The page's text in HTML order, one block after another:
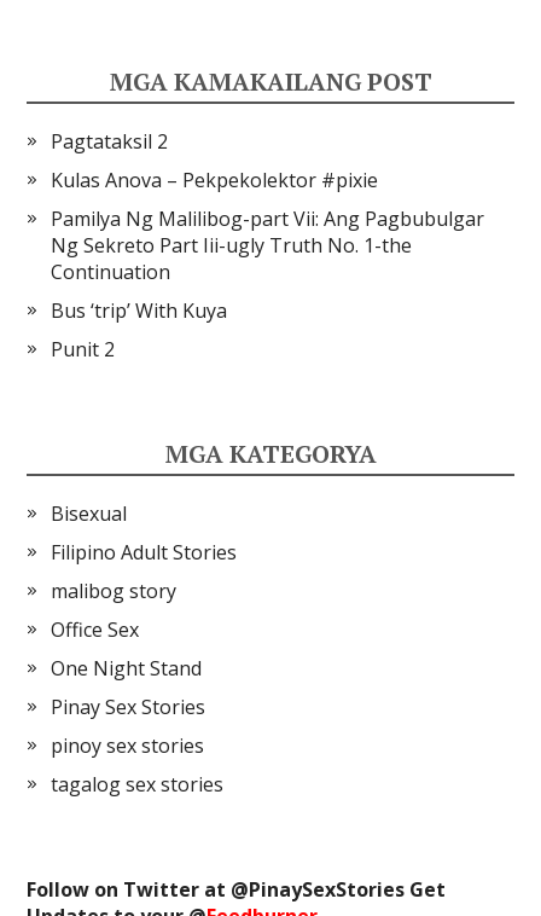
MGA KAMAKAILANG POST
Pagtataksil 2
Kulas Anova – Pekpekolektor #pixie
Pamilya Ng Malilibog-part Vii: Ang Pagbubulgar
Ng Sekreto Part Iii-ugly Truth No. 1-the
Continuation
Bus ‘trip’ With Kuya
Punit 2
MGA KATEGORYA
Bisexual
Filipino Adult Stories
malibog story
Office Sex
One Night Stand
Pinay Sex Stories
pinoy sex stories
tagalog sex stories
Follow on Twitter at @PinaySexStories Get